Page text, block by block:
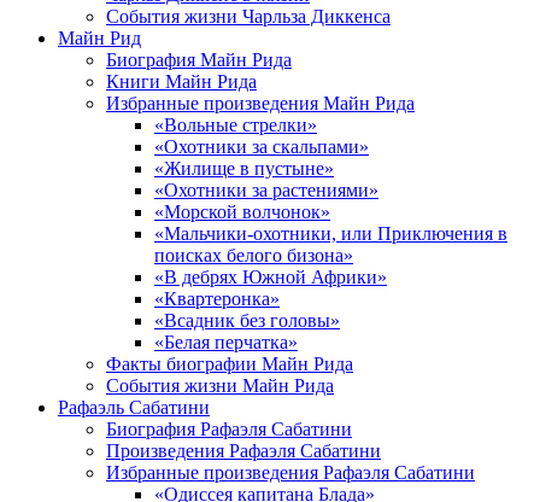
События жизни Чарльза Диккенса
Майн Рид
Биография Майн Рида
Книги Майн Рида
Избранные произведения Майн Рида
«Вольные стрелки»
«Охотники за скальпами»
«Жилище в пустыне»
«Охотники за растениями»
«Морской волчонок»
«Мальчики-охотники, или Приключения в
поисках белого бизона»
«В дебрях Южной Африки»
«Квартеронка»
«Всадник без головы»
«Белая перчатка»
Факты биографии Майн Рида
События жизни Майн Рида
Рафаэль Сабатини
Биография Рафаэля Сабатини
Произведения Рафаэля Сабатини
Избранные произведения Рафаэля Сабатини
«Одиссея капитана Блада»